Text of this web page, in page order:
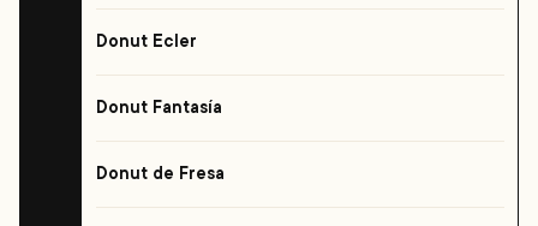
Donut Ecler
Donut Fantasía
Donut de Fresa